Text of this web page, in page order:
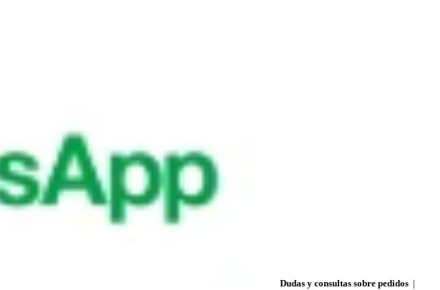
Dudas y consultas sobre pedidos |